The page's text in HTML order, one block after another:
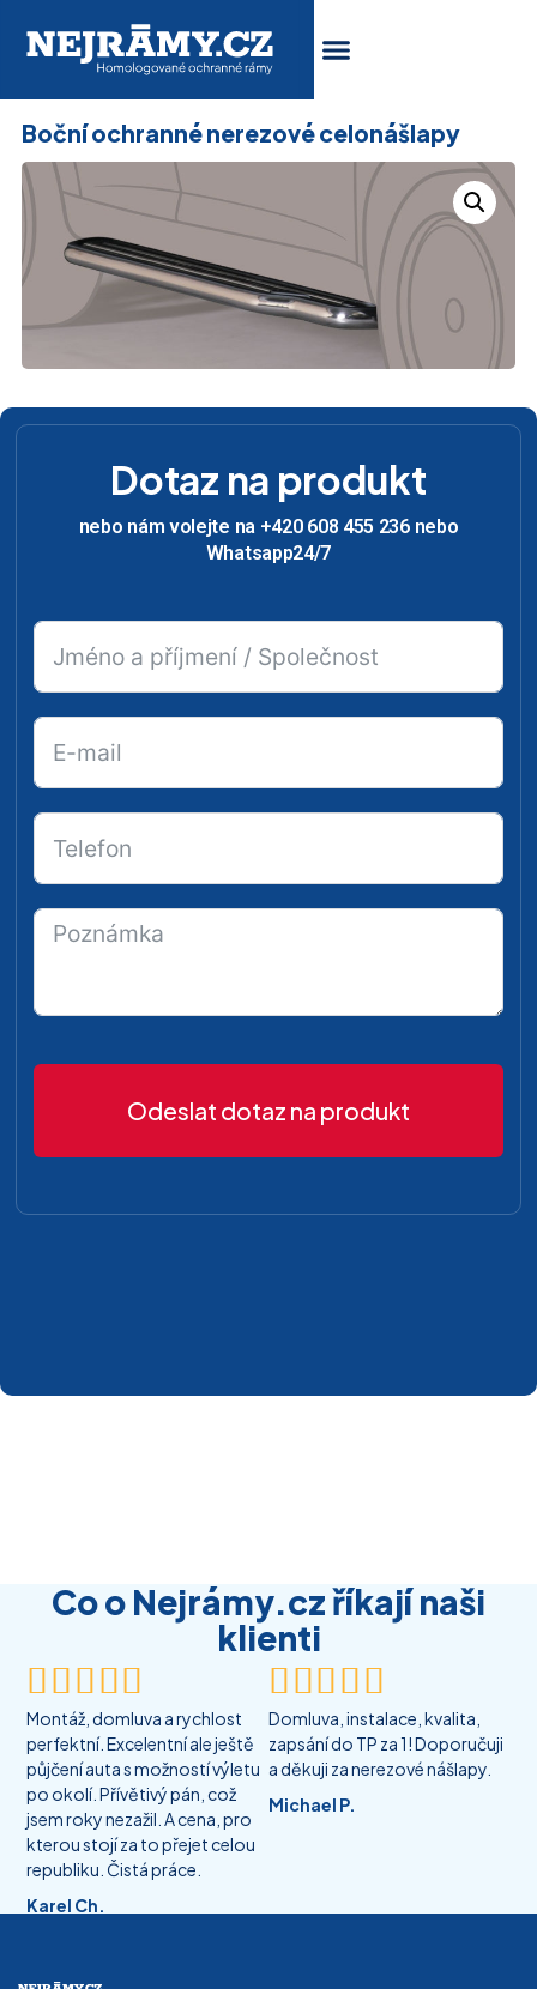
Boční ochranné nerezové celonášlapy
Dotaz na produkt
nebo nám volejte na +420 608 455 236 nebo
Whatsapp24/7
Odeslat dotaz na produkt
Co o Nejrámy.cz říkají naši
klienti

Montáž, domluva a rychlost
perfektní. Excelentní ale ještě
půjčení auta s možností výletu
po okolí. Přívětivý pán, což
jsem roky nezažil. A cena, pro
kterou stojí za to přejet celou
republiku. Čistá práce.
Karel Ch.

Domluva, instalace, kvalita,
zapsání do TP za 1! Doporučuji
a děkuji za nerezové nášlapy.
Michael P.